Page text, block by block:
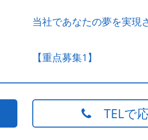
当社であなたの夢を実現
【重点募集1】
TELで